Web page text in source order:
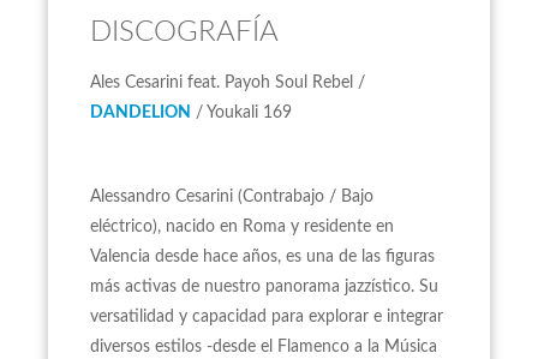
DISCOGRAFÍA
Ales Cesarini feat. Payoh Soul Rebel /
DANDELION / Youkali 169
Alessandro Cesarini (Contrabajo / Bajo
eléctrico), nacido en Roma y residente en
Valencia desde hace años, es una de las figuras
más activas de nuestro panorama jazzístico. Su
versatilidad y capacidad para explorar e integrar
diversos estilos -desde el Flamenco a la Música